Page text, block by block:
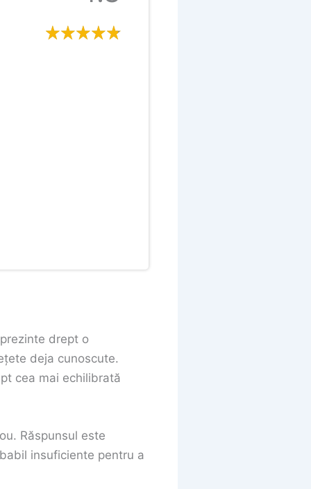
drept o
deja cunoscute.
cea mai echilibrată
Răspunsul este
insuficiente pentru a